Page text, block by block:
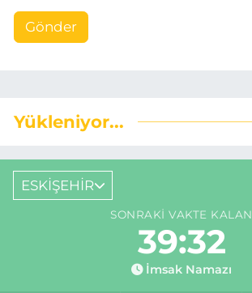
Gönder
Yükleniyor...
ESKİŞEHİR
SONRAKI VAKTE KALAN
39:31
İmsak Namazı